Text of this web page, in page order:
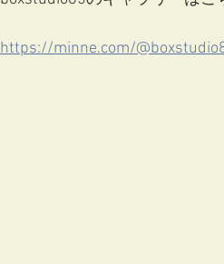
https://minne.com/